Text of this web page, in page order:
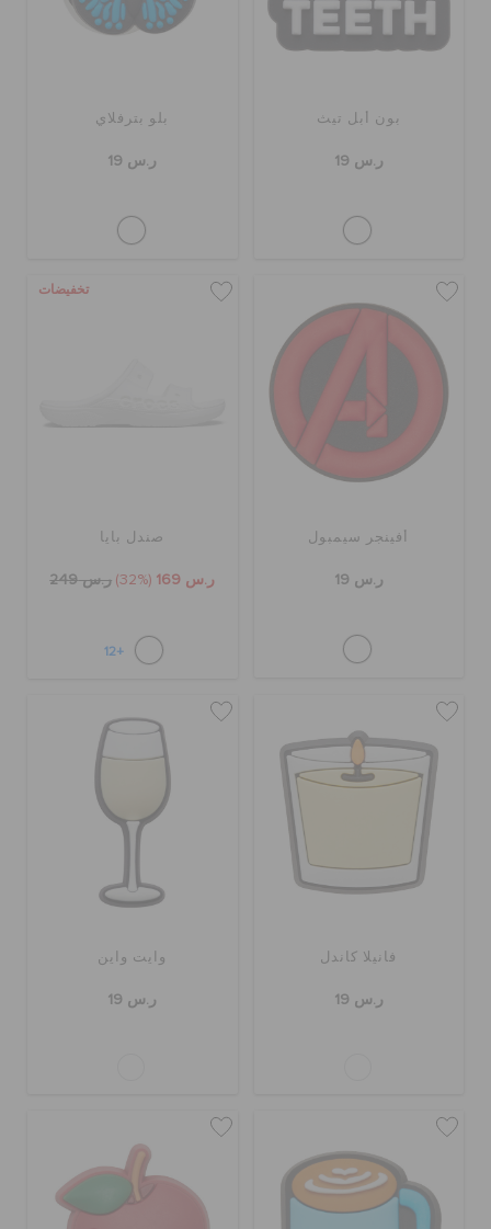
بون أبل تيث
ر.س 19
بلو بترفلاي
ر.س 19
أفينجر سيمبول
ر.س 19
تخفيضات
صندل بايا
ر.س 169 (32%) ر.س 249
+12
فانيلا كاندل
ر.س 19
وايت واين
ر.س 19